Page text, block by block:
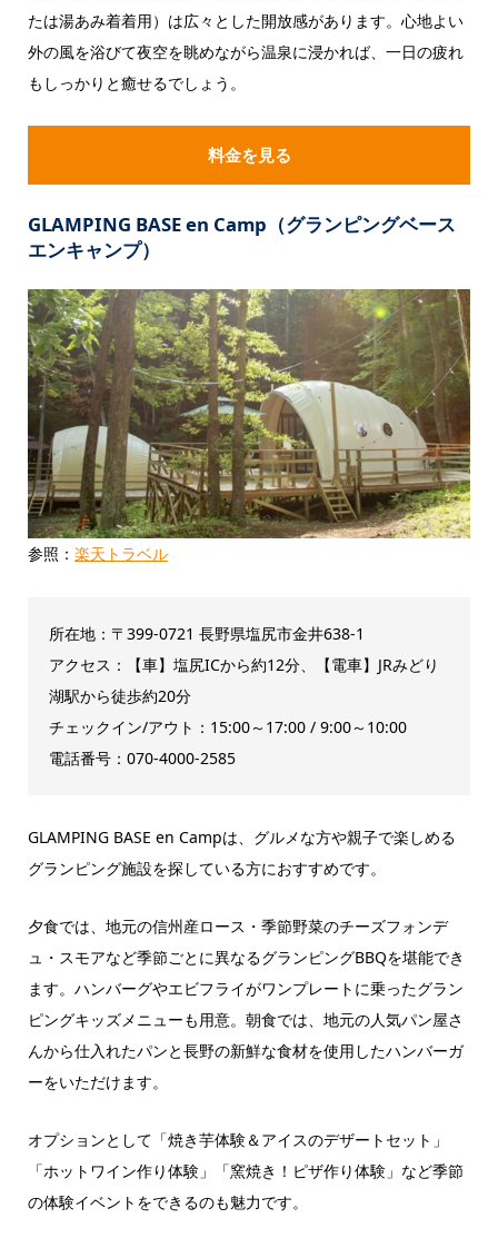
たは湯あみ着着用）は広々とした開放感があります。心地よい
外の風を浴びて夜空を眺めながら温泉に浸かれば、一日の疲れ
もしっかりと癒せるでしょう。
料金を見る
GLAMPING BASE en Camp（グランピングベース
エンキャンプ）
参照： 楽天トラベル
所在地：〒399-0721 長野県塩尻市金井638-1
アクセス：【車】塩尻ICから約12分、【電車】JRみどり
湖駅から徒歩約20分
チェックイン/アウト：15:00～17:00 / 9:00～10:00
電話番号：070-4000-2585
GLAMPING BASE en Campは、グルメな方や親子で楽しめる
グランピング施設を探している方におすすめです。
夕食では、地元の信州産ロース・季節野菜のチーズフォンデ
ュ・スモアなど季節ごとに異なるグランピングBBQを堪能でき
ます。ハンバーグやエビフライがワンプレートに乗ったグラン
ピングキッズメニューも用意。朝食では、地元の人気パン屋さ
んから仕入れたパンと長野の新鮮な食材を使用したハンバーガ
ーをいただけます。
オプションとして「焼き芋体験＆アイスのデザートセット」
「ホットワイン作り体験」「窯焼き！ピザ作り体験」など季節
の体験イベントをできるのも魅力です。